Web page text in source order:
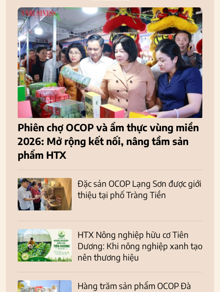
Phiên chợ OCOP và ẩm thực vùng miền
2026: Mở rộng kết nối, nâng tầm sản
phẩm HTX
Đặc sản OCOP Lạng Sơn được giới
thiệu tại phố Tràng Tiền
HTX Nông nghiệp hữu cơ Tiên
Dương: Khi nông nghiệp xanh tạo
nên thương hiệu
Hàng trăm sản phẩm OCOP Đà